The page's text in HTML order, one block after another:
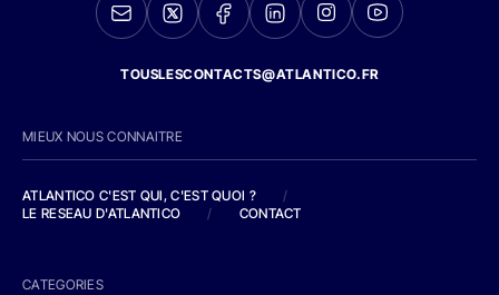
TOUSLESCONTACTS@ATLANTICO.FR
MIEUX NOUS CONNAITRE
ATLANTICO C'EST QUI, C'EST QUOI ?
/
LE RESEAU D'ATLANTICO
/ CONTACT
CATEGORIES